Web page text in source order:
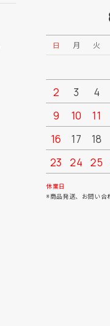
日 月 火
2
3 4
9
10 11
16
17 18
23
24 25
30
休業日
※商品発送、お問い合